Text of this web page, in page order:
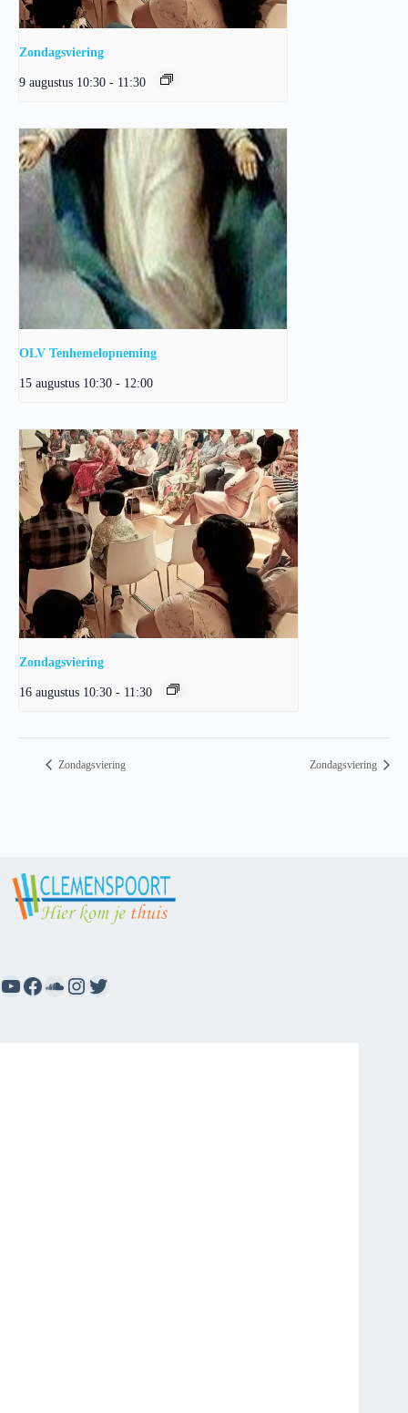
Zondagsviering
9 augustus 10:30 - 11:30
OLV Tenhemelopneming
15 augustus 10:30 - 12:00
Zondagsviering
16 augustus 10:30 - 11:30
Zondagsviering Zondagsviering
YouTube
Facebook
SoundCloud
Instagram
Twitter